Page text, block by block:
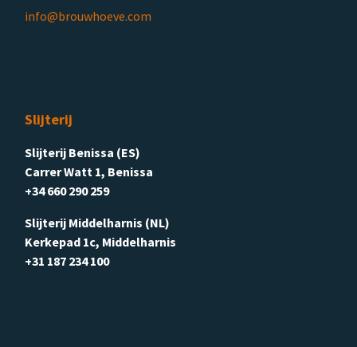
info@brouwhoeve.com
Slijterij
Slijterij Benissa (ES)
Carrer Watt 1, Benissa
+34 660 290 259
Slijterij Middelharnis (NL)
Kerkepad 1c, Middelharnis
+31 187 234 100